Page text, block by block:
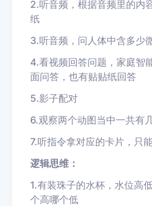
2.听音频，根据音频里的内
纸
3.听音频，问人体中含多少
4.看视频回答问题，家庭智
面问答，也有贴贴纸回答
5.影子配对
6.观察两个动图当中一共有
7.听指令拿对应的卡片，只
逻辑思维：
1.有装珠子的水杯，水位高
个高哪个低